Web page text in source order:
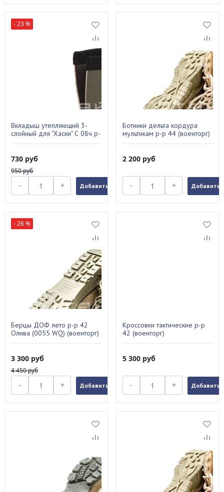
- 23 %
Вкладыш утепляющий 3-
слойный для "Хаски" С 08ч р-
730 руб
950руб
- + Добавить в заказ
Ботинки дельта кордура
мультикам р-р 44 (военторг)
2 200 руб
- + Добавить
- 26 %
Берцы ДОФ лето р-р 42
Олива (0055 WQ) (военторг)
3 300 руб
4 450руб
- + Добавить в заказ
Кроссовки тактические р-р
42 (военторг)
5 300 руб
- + Добавить